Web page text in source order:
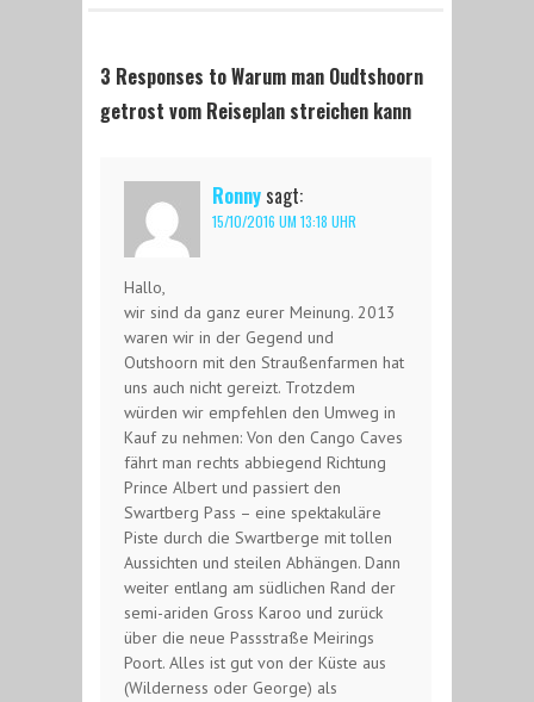
3 Responses to Warum man Oudtshoorn
getrost vom Reiseplan streichen kann
Ronny sagt:
15/10/2016 UM 13:18 UHR
Hallo,
wir sind da ganz eurer Meinung. 2013
waren wir in der Gegend und
Outshoorn mit den Straußenfarmen hat
uns auch nicht gereizt. Trotzdem
würden wir empfehlen den Umweg in
Kauf zu nehmen: Von den Cango Caves
fährt man rechts abbiegend Richtung
Prince Albert und passiert den
Swartberg Pass – eine spektakuläre
Piste durch die Swartberge mit tollen
Aussichten und steilen Abhängen. Dann
weiter entlang am südlichen Rand der
semi-ariden Gross Karoo und zurück
über die neue Passstraße Meirings
Poort. Alles ist gut von der Küste aus
(Wilderness oder George) als